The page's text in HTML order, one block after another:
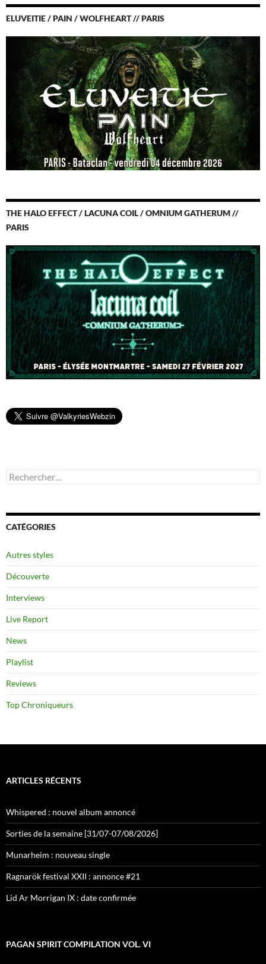
ELUVEITIE / PAIN / WOLFHEART // PARIS
THE HALO EFFECT / LACUNA COIL / OMNIUM GATHERUM //
PARIS
Rechercher :
CATÉGORIES
Autres styles
Découverte
Interviews
Live Report
News
Playlist
Reviews
Top Chroniqueurs
ARTICLES RÉCENTS
Whispered : nouvel album annoncé
Sorties de la semaine [31/07-07/08/2026]
Munarheim : nouveau single
Ragnarök festival XXII : annonce #21
Lid Ar Morrigan IX : date confirmée
PAGAN SPIRIT COMPILATION VOL. VI